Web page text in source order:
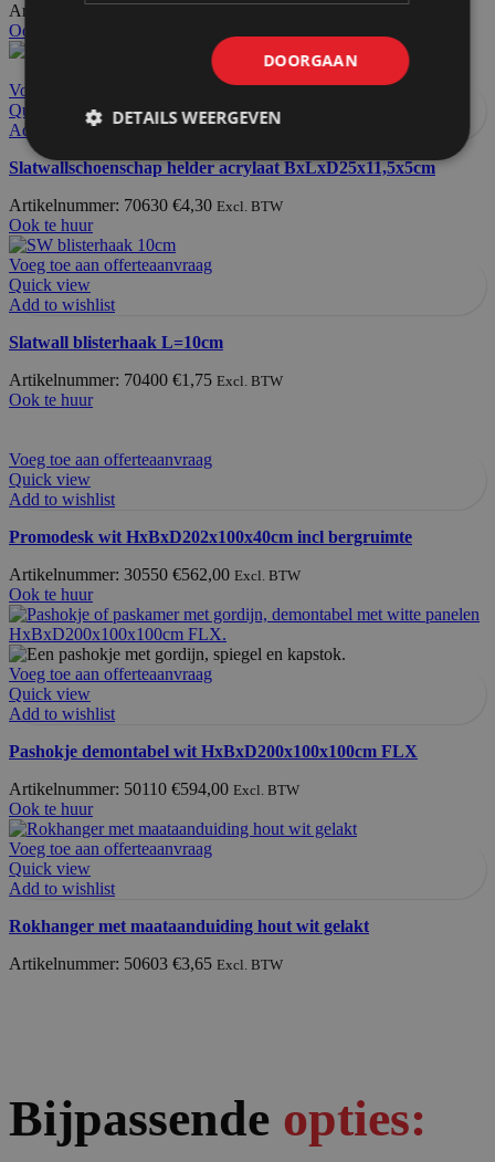
Artikelnummer: 70555€23,50
Ook te huur
Voeg toe aan offerteaanvraag
Quick view
Add to wishlist
Slatwallschoenschap helder acrylaat BxLxD25x11,5x5cm
Artikelnummer: 70630 €4,30 Excl. BTW
Ook te huur
Voeg toe aan offerteaanvraag
Quick view
Add to wishlist
Slatwall blisterhaak L=10cm
Artikelnummer: 70400 €1,75 Excl. BTW
Ook te huur
Voeg toe aan offerteaanvraag
Quick view
Add to wishlist
Promodesk wit HxBxD202x100x40cm incl bergruimte
Artikelnummer: 30550 €562,00 Excl. BTW
Ook te huur
Voeg toe aan offerteaanvraag
Quick view
Add to wishlist
Pashokje demontabel wit HxBxD200x100x100cm FLX
Artikelnummer: 50110 €594,00 Excl. BTW
Ook te huur
Voeg toe aan offerteaanvraag
Quick view
Add to wishlist
Rokhanger met maataanduiding hout wit gelakt
Artikelnummer: 50603 €3,65 Excl. BTW
Bijpassende opties:
DOORGAAN
DETAILS WEERGEVEN